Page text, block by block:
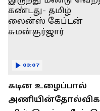
கடின உழைப்பால்
அணியின்தோல்விக
03:07